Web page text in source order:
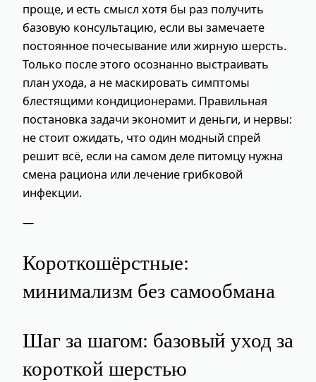
проще, и есть смысл хотя бы раз получить
базовую консультацию, если вы замечаете
постоянное почесывание или жирную шерсть.
Только после этого осознанно выстраивать
план ухода, а не маскировать симптомы
блестящими кондиционерами. Правильная
постановка задачи экономит и деньги, и нервы:
не стоит ожидать, что один модный спрей
решит всё, если на самом деле питомцу нужна
смена рациона или лечение грибковой
инфекции.
—
Короткошёрстные:
минимализм без самообмана
Шаг за шагом: базовый уход за
короткой шерстью